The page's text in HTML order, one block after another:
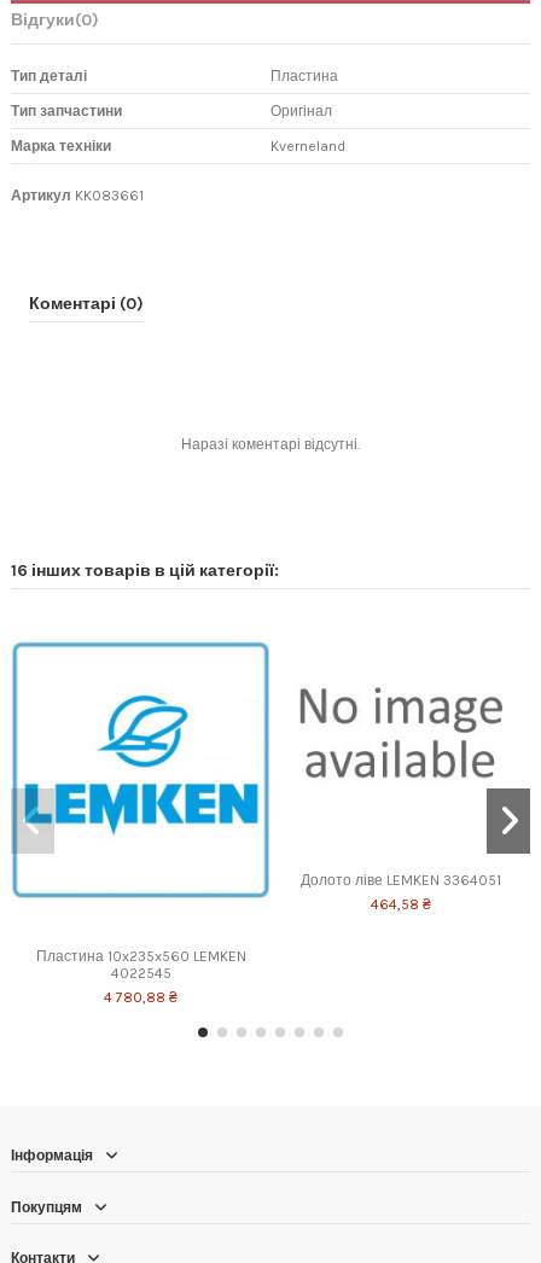
Відгуки(0)
Тип деталі Пластина
Тип запчастини Оригінал
Марка техніки Kverneland
Артикул KK083661
Коментарі (0)
Наразі коментарі відсутні.
16 інших товарів в цій категорії:
Пластина 10x235x560 LEMKEN
4022545
4 780,88 ₴
Долото ліве LEMKEN 3364051
464,58 ₴
Інформація
Покупцям
Контакти